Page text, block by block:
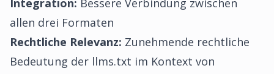
Integration: Bessere Verbindung zwischen
allen drei Formaten
Rechtliche Relevanz: Zunehmende rechtliche
Bedeutung der llms.txt im Kontext von